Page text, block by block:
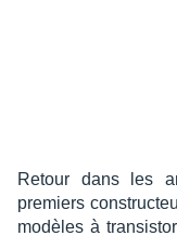
Retour dans les
premiers
modèles à